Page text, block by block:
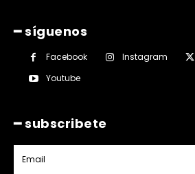
━ síguenos
Facebook Instagram
Youtube
━ subscribete